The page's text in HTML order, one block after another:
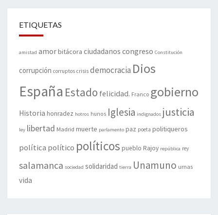
ETIQUETAS
amistad amorbitácora ciudadanos congreso Constitución
corrupción corruptos crisis democracia Dios
España Estado felicidad. Franco gobierno
Historia honradez hotros hunos Iglesia indignados justicia
ley libertad Madrid muerte parlamento paz poeta politiqueros
política político políticos pueblo Rajoy república rey
salamanca sociedad solidaridad tierra Unamuno urnas
vida